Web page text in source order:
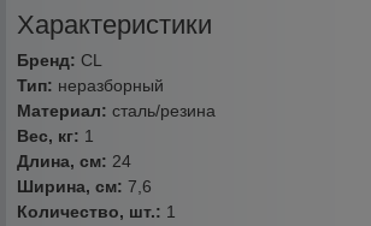
Характеристики
Бренд:CL
Тип: неразборный
Материал:сталь/резина
Вес, кг: 1
Длина, см: 24
Ширина, см:7,6
Количество, шт.: 1